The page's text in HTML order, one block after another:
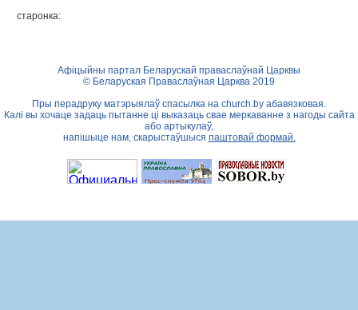
старонка:
Афіцыйны партал Беларускай праваслаўнай Царквы
© Беларуская Праваслаўная Царква 2019
Пры перадруку матэрыялаў спасылка на church.by абавязковая.
Калі вы хочаце задаць пытанне ці выказаць свае меркаванне з нагоды сайта
або артыкулаў,
напішыце нам, скарыстаўшыся паштовай формай.